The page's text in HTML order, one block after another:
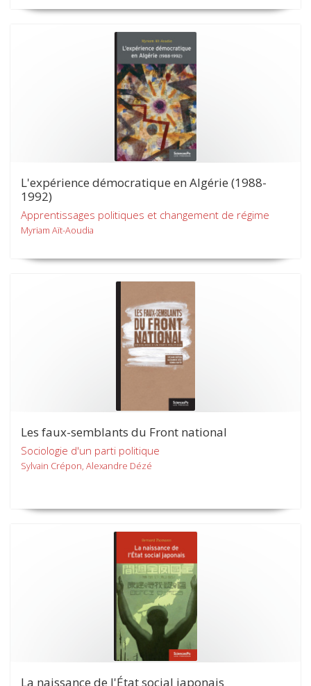
L'expérience démocratique en Algérie (1988-
1992)
Apprentissages politiques et changement de régime
Myriam Aït-Aoudia
Les faux-semblants du Front national
Sociologie d'un parti politique
Sylvain Crépon, Alexandre Dézé
La naissance de l'État social japonais